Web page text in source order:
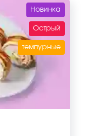
Новинка
Острый
темпурные